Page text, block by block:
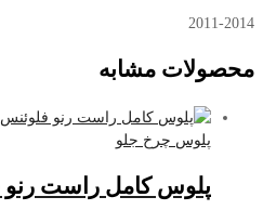
2011-2014
محصولات مشابه
پلوس چرخ جلو
پلوس کامل راست رنو